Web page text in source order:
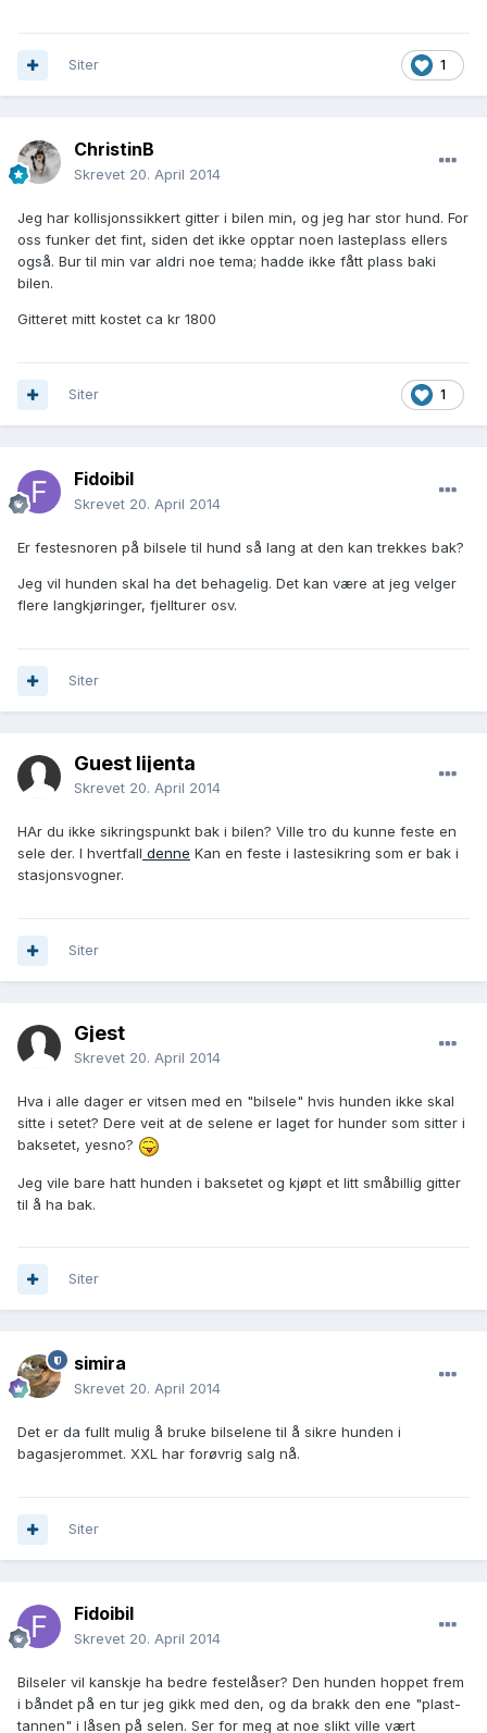
1
Siter
ChristinB
Skrevet 20. April 2014
Jeg har kollisjonssikkert gitter i bilen min, og jeg har stor hund. For
oss funker det fint, siden det ikke opptar noen lasteplass ellers
også. Bur til min var aldri noe tema; hadde ikke fått plass baki
bilen.
Gitteret mitt kostet ca kr 1800
1
Siter
Fidoibil
Skrevet 20. April 2014
Er festesnoren på bilsele til hund så lang at den kan trekkes bak?
Jeg vil hunden skal ha det behagelig. Det kan være at jeg velger
flere langkjøringer, fjellturer osv.
Siter
Guest lijenta
Skrevet 20. April 2014
HAr du ikke sikringspunkt bak i bilen? Ville tro du kunne feste en
sele der. I hvertfall denne Kan en feste i lastesikring som er bak i
stasjonsvogner.
Siter
Gjest
Skrevet 20. April 2014
Hva i alle dager er vitsen med en "bilsele" hvis hunden ikke skal
sitte i setet? Dere veit at de selene er laget for hunder som sitter i
baksetet, yesno?
Jeg vile bare hatt hunden i baksetet og kjøpt et litt småbillig gitter
til å ha bak.
Siter
simira
Skrevet 20. April 2014
Det er da fullt mulig å bruke bilselene til å sikre hunden i
bagasjerommet. XXL har forøvrig salg nå.
Siter
Fidoibil
Skrevet 20. April 2014
Bilseler vil kanskje ha bedre festelåser? Den hunden hoppet frem
i båndet på en tur jeg gikk med den, og da brakk den ene "plast-
tannen" i låsen på selen. Ser for meg at noe slikt ville vært